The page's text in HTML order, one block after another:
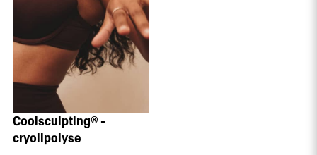
Coolsculpting® -
cryolipolyse